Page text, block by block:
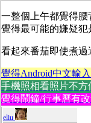
一整個上午都覺得
覺得最可能的嫌疑犯
看起來番茄即使煮過
覺得Android中文輸
手機照相看照片不方
覺得鬧鐘/行事曆有
eliu